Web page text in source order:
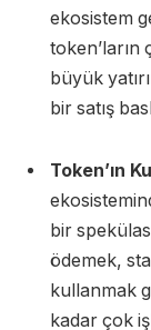
ekosistem
token’ların
büyük
bir satış
Token’ın
bir
ödemek,
kullanmak
kadar çok